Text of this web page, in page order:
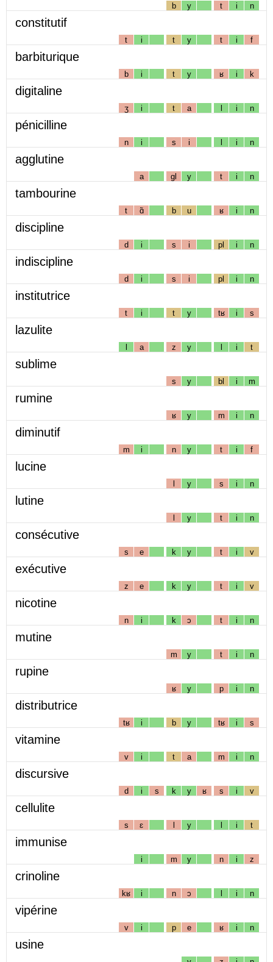
b y t i n
constitutif
t i t y t i f
barbiturique
b i t y ʁ i k
digitaline
ʒ i t a l i n
pénicilline
n i s i l i n
agglutine
a gl y t i n
tambourine
t ɑ̃ b u ʁ i n
discipline
d i s i pl i n
indiscipline
d i s i pl i n
institutrice
t i t y tʁ i s
lazulite
l a z y l i t
sublime
s y bl i m
rumine
ʁ y m i n
diminutif
m i n y t i f
lucine
l y s i n
lutine
l y t i n
consécutive
s e k y t i v
exécutive
z e k y t i v
nicotine
n i k ɔ t i n
mutine
m y t i n
rupine
ʁ y p i n
distributrice
tʁ i b y tʁ i s
vitamine
v i t a m i n
discursive
d i s k y ʁ s i v
cellulite
s ɛ l y l i t
immunise
i m y n i z
crinoline
kʁ i n ɔ l i n
vipérine
v i p e ʁ i n
usine